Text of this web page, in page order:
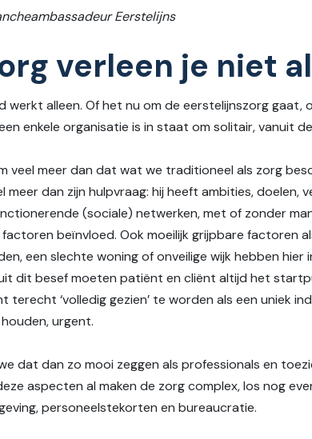
Eerstelijns
verleen je niet
werkt alleen. Of het nu om de eerstelijnszorg gaat,
enkele organisatie is in staat om solitair, vanuit
veel meer dan dat wat we traditioneel als zorg
meer dan zijn hulpvraag: hij heeft ambities, doelen,
(sociale) netwerken, met of zonder
beïnvloed. Ook moeilijk grijpbare factoren
een slechte woning of onveilige wijk hebben
dit besef moeten patiënt en cliënt altijd het
‘volledig gezien’ te worden als een uniek
urgent.
dat dan zo mooi zeggen als professionals en
aspecten al maken de zorg complex, los nog
personeelstekorten en bureaucratie.